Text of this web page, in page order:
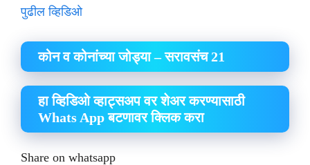
पुढील व्हिडिओ
कोन व कोनांच्या जोड्या – सरावसंच 21
हा व्हिडिओ व्हाट्सअप वर शेअर करण्यासाठी
Whats App बटणावर क्लिक करा
Share on whatsapp